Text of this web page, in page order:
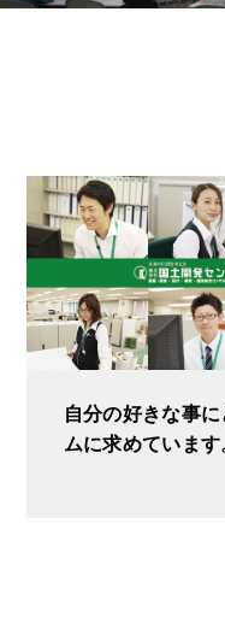
自分の好きな事
ムに求めていま